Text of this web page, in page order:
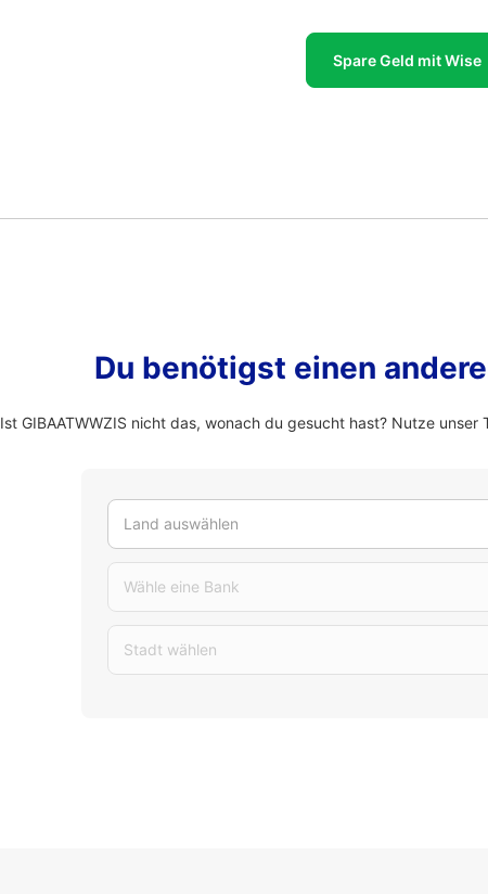
Spare Geld mit Wise
Du benötigst einen
Ist GIBAATWWZIS nicht das, wonach du gesucht hast? Nutze
Land auswählen
Wähle eine Bank
Stadt wählen